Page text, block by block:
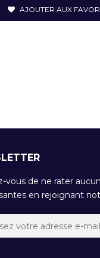
AJOUTER AUX
vous de ne rater
en rejoignant